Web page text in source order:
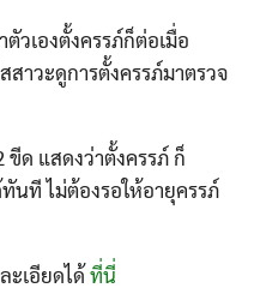
เองตั้งครรภ์ก็ต่อเมื่อ
าวะดูการตั้งครรภ์มาตรวจ
ด แสดงว่าตั้งครรภ์ ก็
นที ไม่ต้องรอให้อายุครรภ์
ะเอียดได้ที่นี่